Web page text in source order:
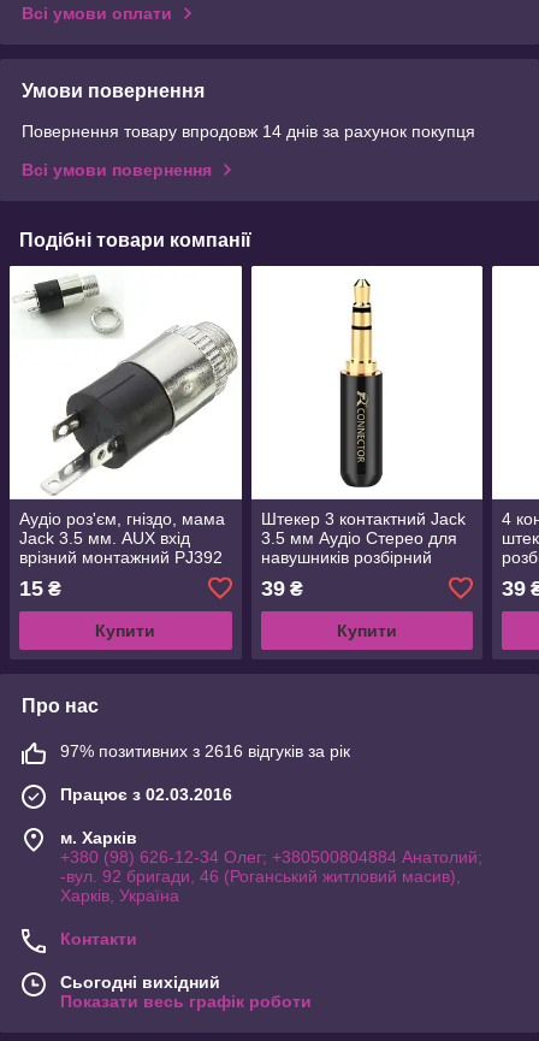
Всі умови оплати
Умови повернення
Повернення товару впродовж 14 днів за рахунок покупця
Всі умови повернення
Подібні товари компанії
Аудіо роз'єм, гніздо, мама
Jack 3.5 мм. AUX вхід
врізний монтажний PJ392
15 ₴
Купити
Штекер 3 контактний Jack
3.5 мм Аудіо Стерео для
навушників розбірний
39₴
Купити
4
39
Про нас
97% позитивних з 2616 відгуків за рік
Працює з 02.03.2016
м. Харків
+380 (98) 626-12-34 Олег; +380500804884 Анатолий;
-вул. 92 бригади, 46 (Роганський житловий масив),
Харків, Україна
Контакти
Сьогодні вихідний
Показати весь графік роботи